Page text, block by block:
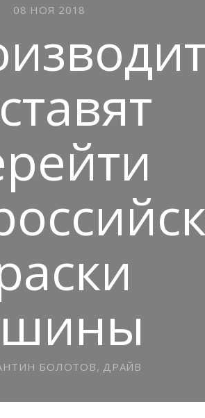
08 НОЯ 2018
БОЛОТОВ, ДРАЙВ